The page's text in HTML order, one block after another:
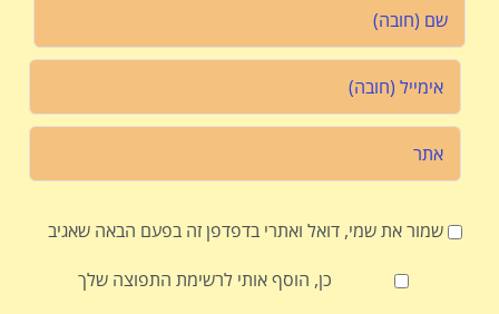
שמור את שמי, דואל ואתרי בדפדפן זה בפעם הבאה שאגיב
כן, הוסף אותי לרשימת התפוצה שלך